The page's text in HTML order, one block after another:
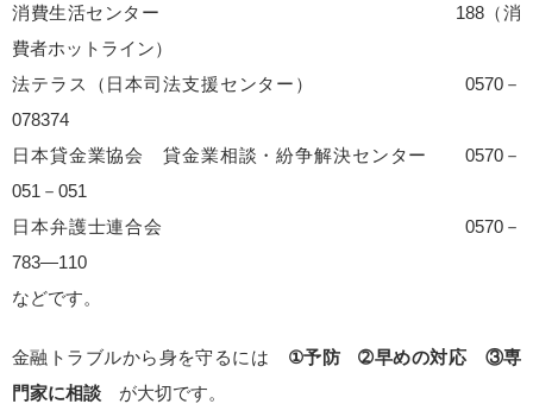
消費生活センター 188（消
費者ホットライン）
法テラス（日本司法支援センター） 0570－
078374
日本貸金業協会 貸金業相談・紛争解決センター 0570－
051－051
日本弁護士連合会 0570－
783―110
などです。
金融トラブルから身を守るには ①予防 ➁早めの対応 ③専
門家に相談 が大切です。